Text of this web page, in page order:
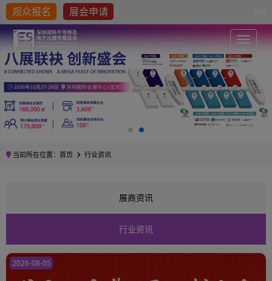
观众报名 展会申请
当前所在位置： 首页 行业资讯
展商资讯
行业资讯
2026-08-05